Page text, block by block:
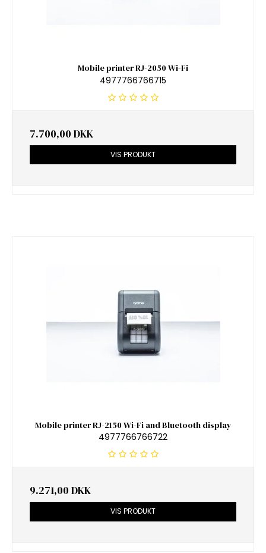
Mobile printer RJ-2050 Wi-Fi
4977766766715
7.700,00 DKK
VIS PRODUKT
Mobile printer RJ-2150 Wi-Fi and Bluetooth display
4977766766722
9.271,00 DKK
VIS PRODUKT